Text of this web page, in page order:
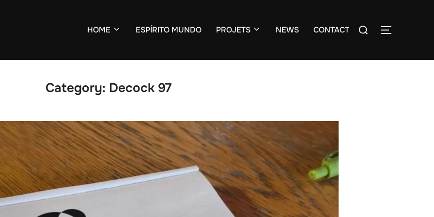
HOME ESPÍRITO MUNDO PROJETS NEWS CONTACT
Search
TOGGLE
Category: Decock 97